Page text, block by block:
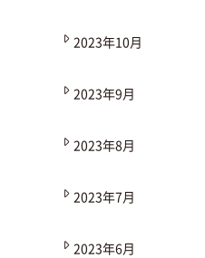
2023年10月
2023年9月
2023年8月
2023年7月
2023年6月